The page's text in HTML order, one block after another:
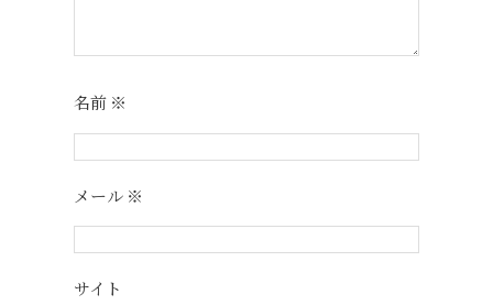
名前 ※
メール ※
サイト